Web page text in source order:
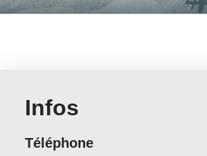
Infos
Téléphone